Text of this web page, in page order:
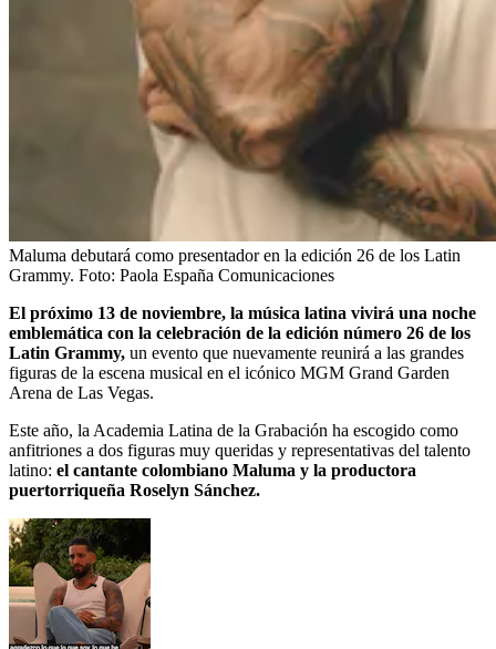
Maluma debutará como presentador en la edición 26 de los Latin
Grammy. Foto: Paola España Comunicaciones
El próximo 13 de noviembre, la música latina vivirá una noche
emblemática con la celebración de la edición número 26 de los
Latin Grammy, un evento que nuevamente reunirá a las grandes
figuras de la escena musical en el icónico MGM Grand Garden
Arena de Las Vegas.
Este año, la Academia Latina de la Grabación ha escogido como
anfitriones a dos figuras muy queridas y representativas del talento
latino: el cantante colombiano Maluma y la productora
puertorriqueña Roselyn Sánchez.